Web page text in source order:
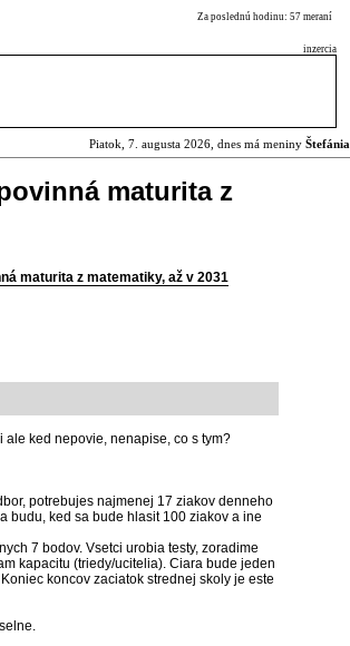
Za poslednú hodinu: 57 meraní
inzercia
Piatok, 7. augusta 2026, dnes má meniny Štefánia
maturita z
maturita z matematiky, až v 2031
ale ked nepovie, nenapise, co s tym?
potrebujes najmenej 17 ziakov denneho
budu, ked sa bude hlasit 100 ziakov a ine
7 bodov. Vsetci urobia testy, zoradime
kapacitu (triedy/ucitelia). Ciara bude jeden
koncov zaciatok strednej skoly je este